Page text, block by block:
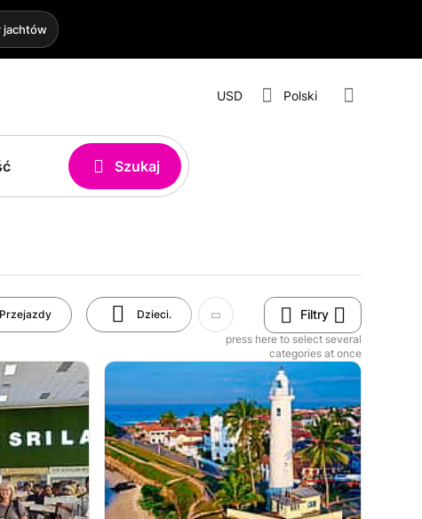
jachtów
USD Polski
Szukaj
Przejazdy Dzieci. Sztuka i kultura
Filtry
press here to select several
categories at once